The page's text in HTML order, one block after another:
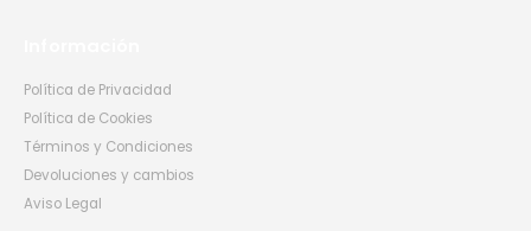
Política de Privacidad
Política de Cookies
Términos y Condiciones
Devoluciones y cambios
Aviso Legal